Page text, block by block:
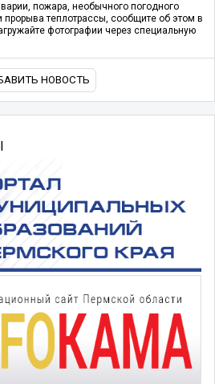
пожара, необычного погодного
прорыва теплотрассы, сообщите об этом в
фотографии через специальную
НОВОСТЬ